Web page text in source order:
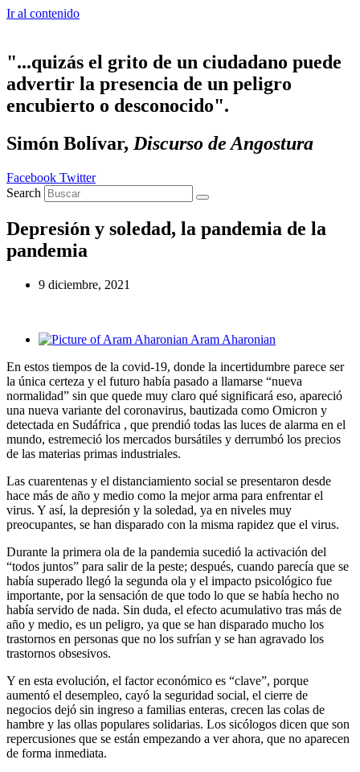
Ir al contenido
"...quizás el grito de un ciudadano puede
advertir la presencia de un peligro
encubierto o desconocido".
Simón Bolívar, Discurso de Angostura
Facebook Twitter
Search
Depresión y soledad, la pandemia de la
pandemia
9 diciembre, 2021
Aram Aharonian
En estos tiempos de la covid-19, donde la incertidumbre parece ser
la única certeza y el futuro había pasado a llamarse “nueva
normalidad” sin que quede muy claro qué significará eso, apareció
una nueva variante del coronavirus, bautizada como Omicron y
detectada en Sudáfrica , que prendió todas las luces de alarma en el
mundo, estremeció los mercados bursátiles y derrumbó los precios
de las materias primas industriales.
Las cuarentenas y el distanciamiento social se presentaron desde
hace más de año y medio como la mejor arma para enfrentar el
virus. Y así, la depresión y la soledad, ya en niveles muy
preocupantes, se han disparado con la misma rapidez que el virus.
Durante la primera ola de la pandemia sucedió la activación del
“todos juntos” para salir de la peste; después, cuando parecía que se
había superado llegó la segunda ola y el impacto psicológico fue
importante, por la sensación de que todo lo que se había hecho no
había servido de nada. Sin duda, el efecto acumulativo tras más de
año y medio, es un peligro, ya que se han disparado mucho los
trastornos en personas que no los sufrían y se han agravado los
trastornos obsesivos.
Y en esta evolución, el factor económico es “clave”, porque
aumentó el desempleo, cayó la seguridad social, el cierre de
negocios dejó sin ingreso a familias enteras, crecen las colas de
hambre y las ollas populares solidarias. Los sicólogos dicen que son
repercusiones que se están empezando a ver ahora, que no aparecen
de forma inmediata.